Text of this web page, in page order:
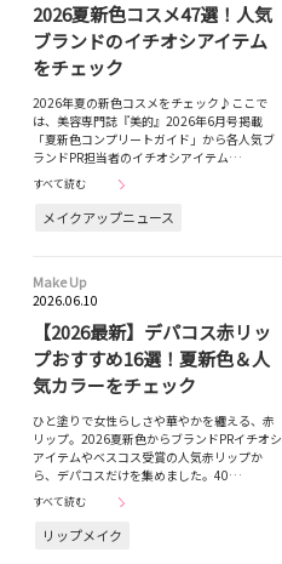
2026夏新色コスメ47選！人気
ブランドのイチオシアイテム
をチェック
2026年夏の新色コスメをチェック♪ここで
は、美容専門誌『美的』2026年6月号掲載
「夏新色コンプリートガイド」から各人気ブ
ランドPR担当者のイチオシアイテム…
すべて読む
メイクアップニュース
Make Up
2026.06.10
【2026最新】デパコス赤リッ
プおすすめ16選！夏新色＆人
気カラーをチェック
ひと塗りで女性らしさや華やかを纏える、赤
リップ。2026夏新色からブランドPRイチオシ
アイテムやベスコス受賞の人気赤リップか
ら、デパコスだけを集めました。40…
すべて読む
リップメイク